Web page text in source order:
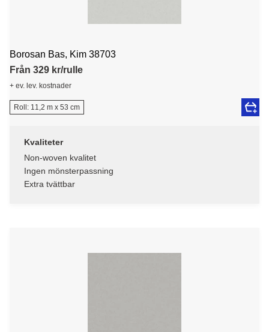
Borosan Bas, Kim 38703
Från 329 kr/rulle
+ ev. lev. kostnader
Roll: 11,2 m x 53 cm
Kvaliteter
Non-woven kvalitet
Ingen mönsterpassning
Extra tvättbar